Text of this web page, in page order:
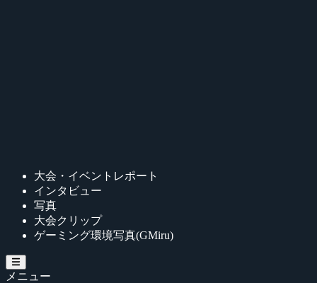
大会・イベントレポート
インタビュー
写真
大会クリップ
ゲーミング環境写真(GMiru)
メニュー